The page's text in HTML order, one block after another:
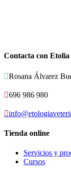
Contacta con Etolia
Rosana Álvarez
696 986 980

Tienda online
Servicios y
Cursos